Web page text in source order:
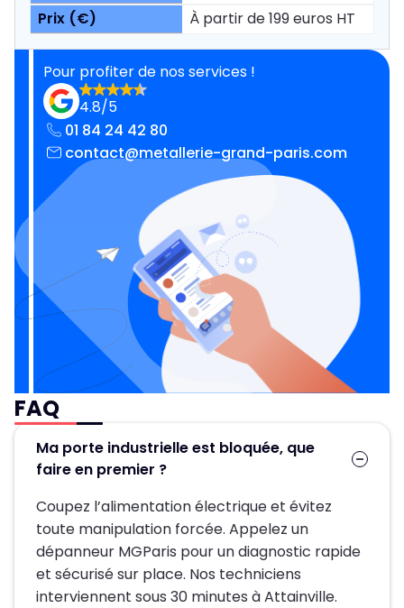
À partir de 199 euros HT
Pour profiter de nos services !
4.8/5
01 84 24 42 80
contact@metallerie-grand-paris.com
FAQ
Ma porte industrielle est bloquée, que
faire en premier ?
Coupez l’alimentation électrique et évitez
toute manipulation forcée. Appelez un
dépanneur MGParis pour un diagnostic rapide
et sécurisé sur place. Nos techniciens
interviennent sous 30 minutes à Attainville.